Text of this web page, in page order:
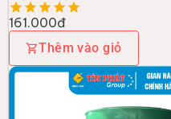
CASTROL
Nhớt Thủy Lực
209 Lít